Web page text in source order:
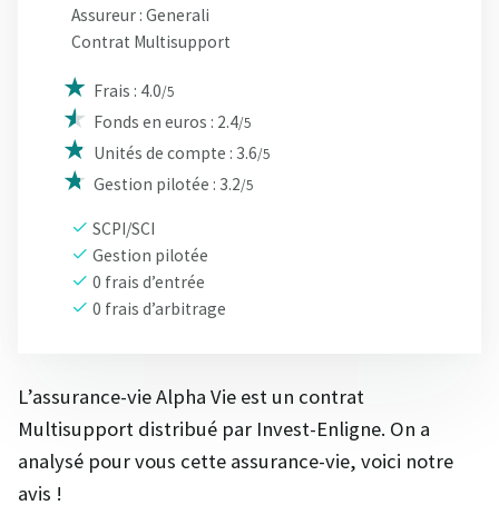
Assureur : Generali
Contrat Multisupport
Frais : 4.0/5
Fonds en euros : 2.4/5
Unités de compte : 3.6/5
Gestion pilotée : 3.2/5
SCPI/SCI
Gestion pilotée
0 frais d’entrée
0 frais d’arbitrage
L’assurance-vie Alpha Vie est un contrat
Multisupport distribué par Invest-Enligne. On a
analysé pour vous cette assurance-vie, voici notre
avis !